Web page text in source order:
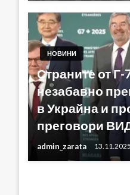
НОВИНИ
Страните от Г-
незабавно
в Украйна и
преговори
admin_zarata 13.11.2025